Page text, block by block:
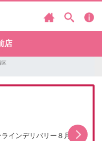
店
区
インデリバリー８月キャ